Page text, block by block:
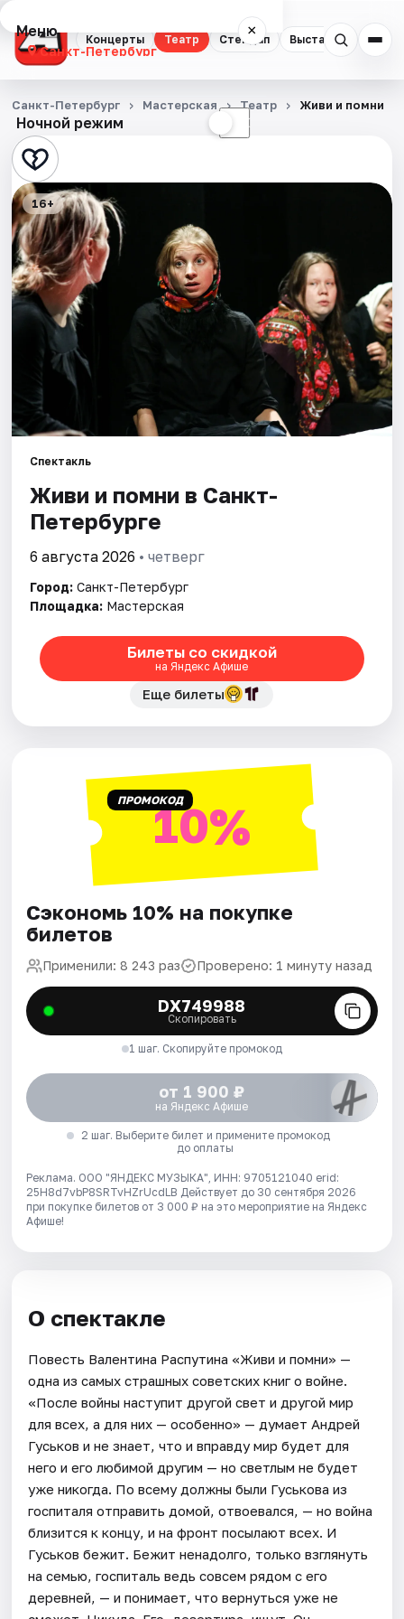
Концерты Театр Стендап Выставки
Меню ×
Санкт-Петербург
Концерты
Театр
Стендап
Выставки
Квесты
Экскурсии
Спорт
События
Площадки
Артисты
Ночной режим ☾
Санкт-Петербург Мастерская Театр Живи и помни
16+
Спектакль
Живи и помни в Санкт-
Петербурге
6 августа 2026 • четверг
Город: Санкт-Петербург
Площадка: Мастерская
Билеты со скидкой
на Яндекс Афише
Еще билеты
ПРОМОКОД10%
Сэкономь 10% на покупке
билетов
Применили: 8 243 раз Проверено: 1 минуту назад
DX749988
Скопировать
1 шаг. Скопируйте промокод
от 1 900 ₽
на Яндекс Афише
2 шаг. Выберите билет и примените промокод
до оплаты
Реклама. ООО "ЯНДЕКС МУЗЫКА", ИНН: 9705121040 erid:
25H8d7vbP8SRTvHZrUcdLB Действует до 30 сентября 2026
при покупке билетов от 3 000 ₽ на это мероприятие на Яндекс
Афише!
О спектакле
Повесть Валентина Распутина «Живи и помни» —
одна из самых страшных советских книг о войне.
«После войны наступит другой свет и другой мир
для всех, а для них — особенно» — думает Андрей
Гуськов и не знает, что и вправду мир будет для
него и его любимой другим — но светлым не будет
уже никогда. По всему должны были Гуськова из
госпиталя отправить домой, отвоевался, — но война
близится к концу, и на фронт посылают всех. И
Гуськов бежит. Бежит ненадолго, только взглянуть
на семью, госпиталь ведь совсем рядом с его
деревней, — и понимает, что вернуться уже не